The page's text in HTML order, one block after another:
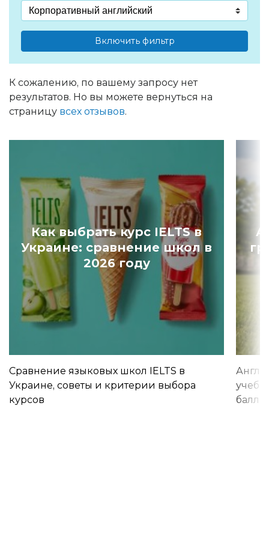
Включить фильтр
К сожалению, по вашему запросу нет
результатов. Но вы можете вернуться на
страницу всех отзывов.
Как выбрать курс IELTS в
Украине: сравнение школ в
2026 году
Сравнение языковых школ IELTS в
Украине, советы и критерии выбора
курсов
учебы
баллы